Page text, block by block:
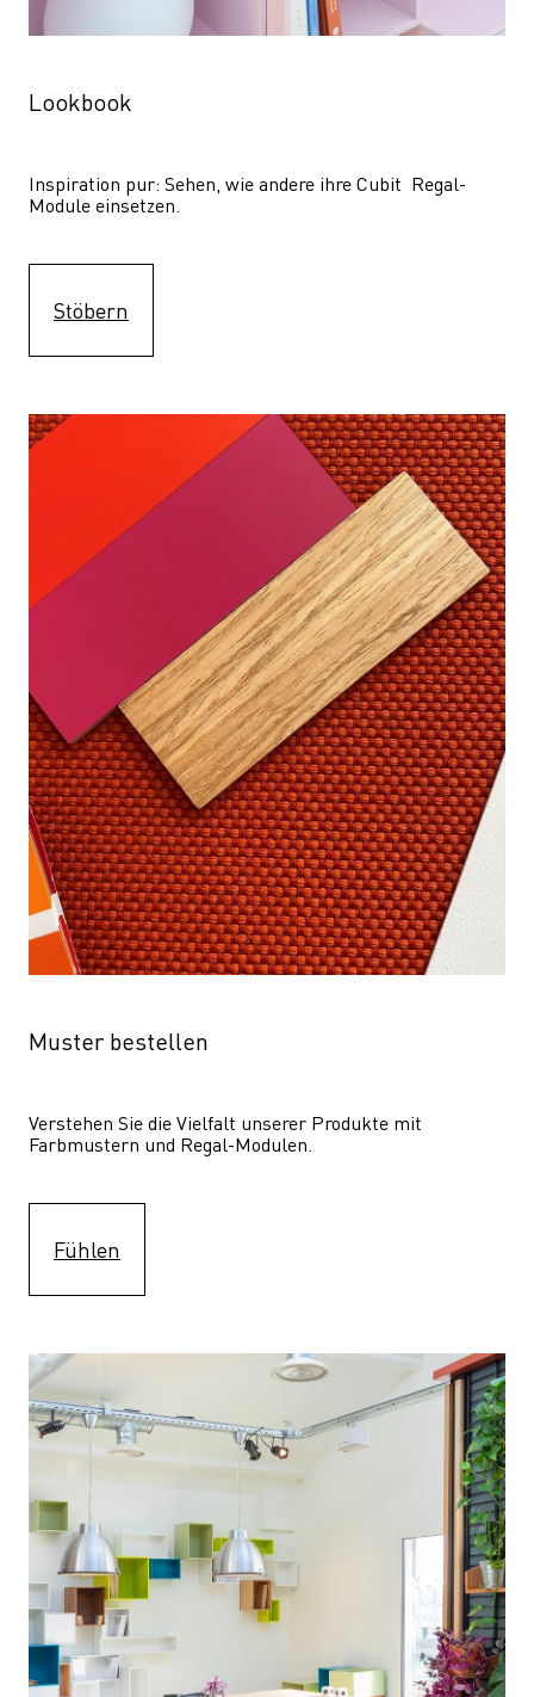
Lookbook
Inspiration pur: Sehen, wie andere ihre Cubit  Regal-
Module einsetzen.
Stöbern
Muster bestellen
Verstehen Sie die Vielfalt unserer Produkte mit
Farbmustern und Regal-Modulen.
Fühlen